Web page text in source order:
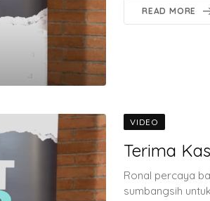
READ MORE
VIDEO
Terima
Ronal percaya
sumbangsih